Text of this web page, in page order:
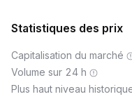
Statistiques des prix
Capitalisation du marché
Volume sur 24 h
Plus haut niveau